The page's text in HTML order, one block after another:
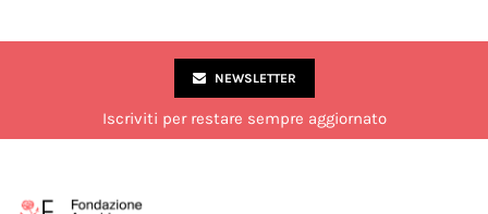
NEWSLETTER
Iscriviti per restare sempre aggiornato